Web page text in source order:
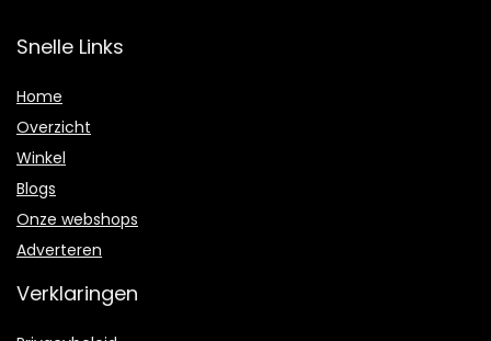
Snelle Links
Home
Overzicht
Winkel
Blogs
Onze webshops
Adverteren
Verklaringen